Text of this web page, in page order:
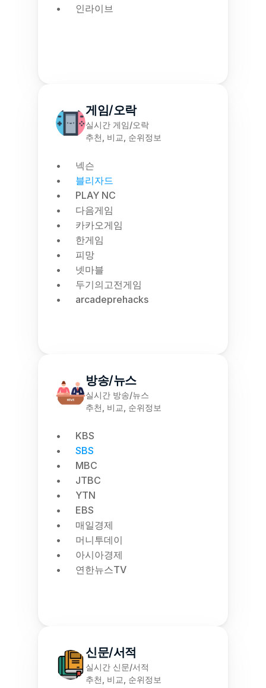
인라이브
게임/오락
실시간 게임/오락
추천, 비교, 순위정보
넥슨
블리자드
PLAY NC
다음게임
카카오게임
한게임
피망
넷마블
두기의고전게임
arcadeprehacks
방송/뉴스
실시간 방송/뉴스
추천, 비교, 순위정보
KBS
SBS
MBC
JTBC
YTN
EBS
매일경제
머니투데이
아시아경제
연한뉴스TV
신문/서적
실시간 신문/서적
추천, 비교, 순위정보